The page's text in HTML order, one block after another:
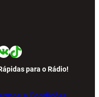
TikTok
para o Rádio!